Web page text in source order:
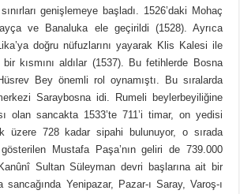
genişlemeye başladı. 1526’daki Mohaç
ve Banaluka ele geçirildi (1528). Ayrıca
doğru nüfuzlarını yayarak Klis Kalesi ile
bir kısmını aldılar (1537). Bu fetihlerde Bosna
Bey önemli rol oynamıştı. Bu sıralarda
Saraybosna idi. Rumeli beylerbeyiliğine
olan sancakta 1533’te 711’i timar, on yedisi
üzere 728 kadar sipahi bulunuyor, o sırada
Mustafa Paşa’nın geliri de 739.000
Sultan Süleyman devri başlarına ait bir
Yenipazar, Pazar-ı Saray, Varoş-ı